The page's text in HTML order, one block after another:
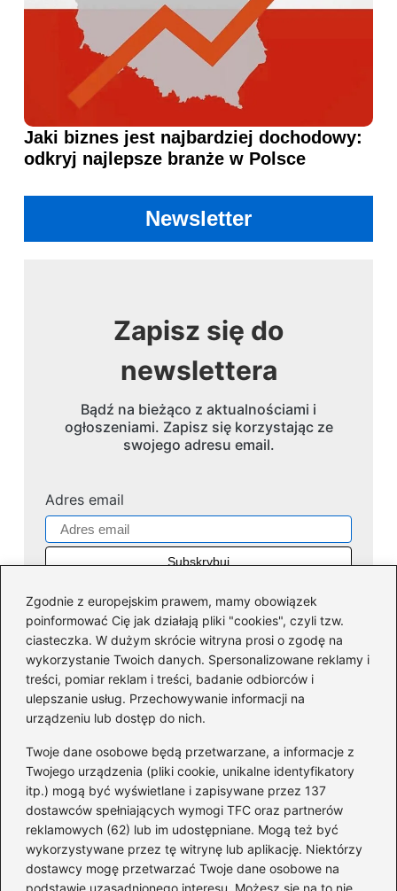
Zgodnie z europejskim prawem, mamy obowiązek
poinformować Cię jak działają pliki "cookies", czyli tzw.
ciasteczka. W dużym skrócie witryna prosi o zgodę na
wykorzystanie Twoich danych. Spersonalizowane reklamy i
treści, pomiar reklam i treści, badanie odbiorców i
ulepszanie usług. Przechowywanie informacji na
urządzeniu lub dostęp do nich.
Twoje dane osobowe będą przetwarzane, a informacje z
Twojego urządzenia (pliki cookie, unikalne identyfikatory
itp.) mogą być wyświetlane i zapisywane przez 137
dostawców spełniających wymogi TFC oraz partnerów
reklamowych (62) lub im udostępniane. Mogą też być
wykorzystywane przez tę witrynę lub aplikację. Niektórzy
dostawcy mogę przetwarzać Twoje dane osobowe na
podstawie uzasadnionego interesu. Możesz się na to nie
Jaki biznes jest najbardziej dochodowy:
odkryj najlepsze branże w Polsce
Newsletter
Zapisz się do
newslettera
Bądź na bieżąco z aktualnościami i
ogłoszeniami. Zapisz się korzystając ze
swojego adresu email.
Adres email
Kategorie
Dofinansowania(36)
Firmy (45)
Giełda(41)
Inwestycje(43)
KRS(10)
Pożyczki(66)
Pracownicy(24)